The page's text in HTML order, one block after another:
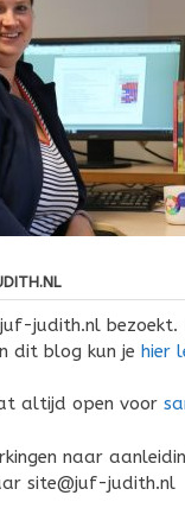
judith.nl bezoekt.
dit blog kun je hier
altijd open voor
naar
site@juf-judith.nl